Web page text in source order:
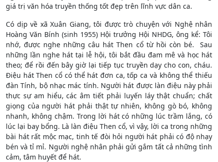
giá trị văn hóa truyền thống tốt đẹp trên lĩnh vực dân ca.
Có dịp về xã Xuân Giang, tôi được trò chuyện với Nghệ nhân
Hoàng Văn Bính (sinh 1955) Hội trưởng Hội NHDG, ông kể: Tôi
nhớ, được nghe những câu hát Then cổ từ hồi còn bé. Sau
những lần nghe hát tại lễ hội, tôi bắt đầu đam mê và học hát
theo; để rồi đến bây giờ lại tiếp tục truyền dạy cho con, cháu.
Điệu hát Then cổ có thể hát đơn ca, tốp ca và không thể thiếu
đàn Tính, bộ nhạc mác tính. Người hát được làn điệu này phải
thực sự am hiểu, các âm tiết phải luyến láy thật chuẩn; chất
giọng của người hát phải thật tự nhiên, không gò bó, không
nhanh, không chậm. Trong lời hát có những lúc trầm lắng, có
lúc lại bay bổng. Là làn điệu Then cổ, vì vậy, lời ca trong những
bài hát rất mộc mạc, tinh tế đòi hỏi người hát phải có độ nhạy
bén và tỉ mỉ. Người nghệ nhân phải gửi gắm tất cả những tình
cảm, tâm huyết để hát.